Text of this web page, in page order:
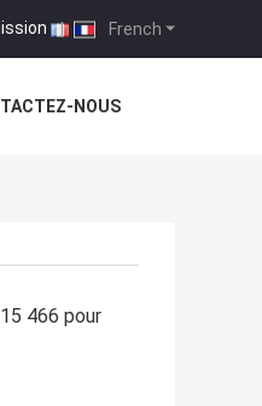
French
|
NOUS
466 pour